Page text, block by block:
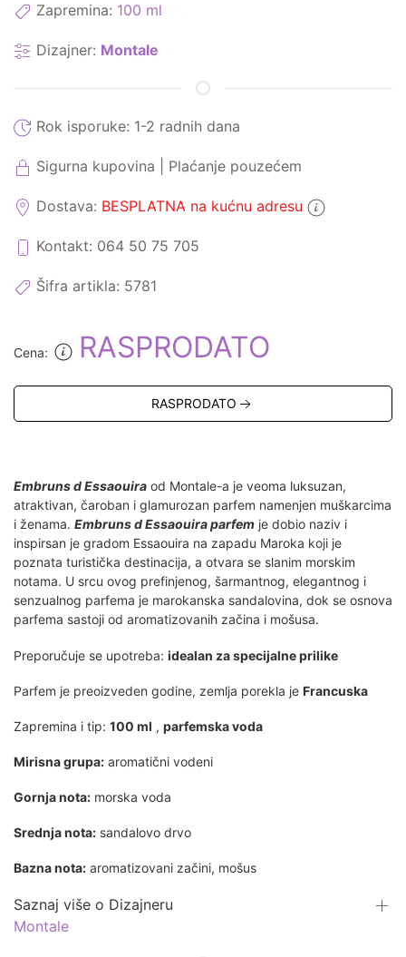
Zapremina: 100 ml
Dizajner: Montale
Rok isporuke: 1-2 radnih dana
Sigurna kupovina | Plaćanje pouzećem
Dostava: BESPLATNA na kućnu adresu
Kontakt: 064 50 75 705
Šifra artikla: 5781
Cena: RASPRODATO
RASPRODATO
Embruns d Essaouira od Montale-a je veoma luksuzan,
atraktivan, čaroban i glamurozan parfem namenjen muškarcima
i ženama. Embruns d Essaouira parfem je dobio naziv i
inspirsan je gradom Essaouira na zapadu Maroka koji je
poznata turistička destinacija, a otvara se slanim morskim
notama. U srcu ovog prefinjenog, šarmantnog, elegantnog i
senzualnog parfema je marokanska sandalovina, dok se osnova
parfema sastoji od aromatizovanih začina i mošusa.
Preporučuje se upotreba: idealan za specijalne prilike
Parfem je preoizveden godine, zemlja porekla je Francuska
Zapremina i tip: 100 ml , parfemska voda
Mirisna grupa: aromatični vodeni
Gornja nota: morska voda
Srednja nota: sandalovo drvo
Bazna nota: aromatizovani začini, mošus
Saznaj više o Dizajneru
Montale